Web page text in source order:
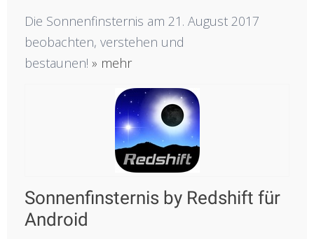
Die Sonnenfinsternis am 21. August 2017
beobachten, verstehen und
bestaunen! » mehr
Sonnenfinsternis by Redshift für
Android